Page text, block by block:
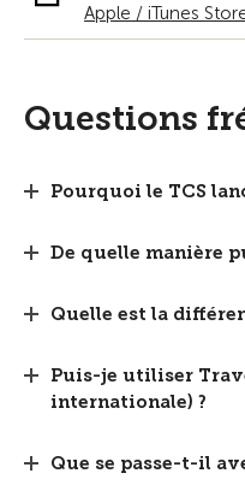
Apple / iTunes
Questions
Pourquoi le TCS
De quelle manière
Quelle est la
Puis-je utiliser
internationale) ?
Que se passe-t-il